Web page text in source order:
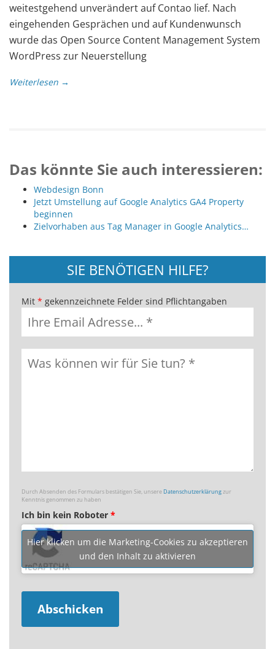
weitestgehend unverändert auf Contao lief. Nach
eingehenden Gesprächen und auf Kundenwunsch
wurde das Open Source Content Management System
WordPress zur Neuerstellung
Weiterlesen →
Das könnte Sie auch interessieren:
Webdesign Bonn
Jetzt Umstellung auf Google Analytics GA4 Property
beginnen
Zielvorhaben aus Tag Manager in Google Analytics…
SIE BENÖTIGEN HILFE?
Mit * gekennzeichnete Felder sind Pflichtangaben
Durch Absenden des Formulars bestätigen Sie, unsereDatenschutzerklärungzur
Kenntnis genommen zu haben
Ich bin kein Roboter *
Hier klicken um die Marketing-Cookies zu akzeptieren
und den Inhalt zu aktivieren